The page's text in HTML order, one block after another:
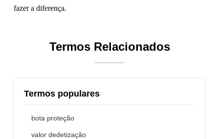
fazer a diferença.
Termos Relacionados
Termos populares
bota proteção
valor dedetização